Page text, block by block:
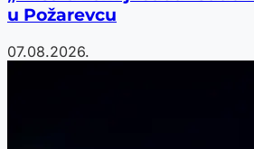
u Požarevcu
07.08.2026.